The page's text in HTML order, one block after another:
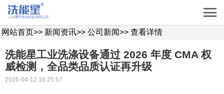
网站首页>> 新闻资讯>> 公司新闻>> 查看详情
洗能星工业洗涤设备通过 2026 年度 CMA 权
威检测，全品类品质认证再升级
2026-04-12 16:25:57